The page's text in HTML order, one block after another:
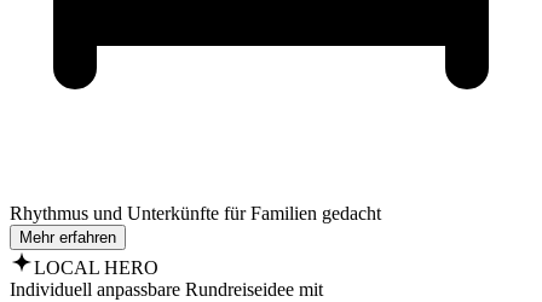
Rhythmus und Unterkünfte für Familien gedacht
Mehr erfahren
LOCAL HERO
Individuell anpassbare Rundreiseidee mit